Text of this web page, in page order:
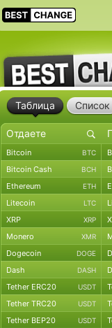
Таблица Список
Bitcoin BTC
Bitcoin Cash BCH
Ethereum ETH
Litecoin LTC
XRP XRP
Monero XMR
Dogecoin DOGE
Dash DASH
Tether ERC20 USDT
Tether TRC20 USDT
Tether BEP20 USDT